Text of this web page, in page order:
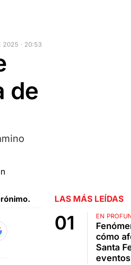
2025 · 20:53
de
LAS MÁS LEÍDAS
EN
cómo
Santa